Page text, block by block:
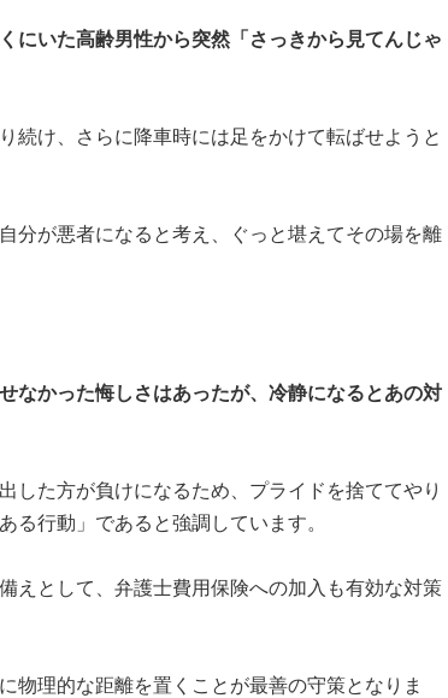
にいた高齢男性から突然「さっきから見てんじゃ
続け、さらに降車時には足をかけて転ばせようと
分が悪者になると考え、ぐっと堪えてその場を離
なかった悔しさはあったが、冷静になるとあの対
した方が負けになるため、プライドを捨ててやり
る行動」であると強調しています。
えとして、弁護士費用保険への加入も有効な対策
物理的な距離を置くことが最善の守策となりま